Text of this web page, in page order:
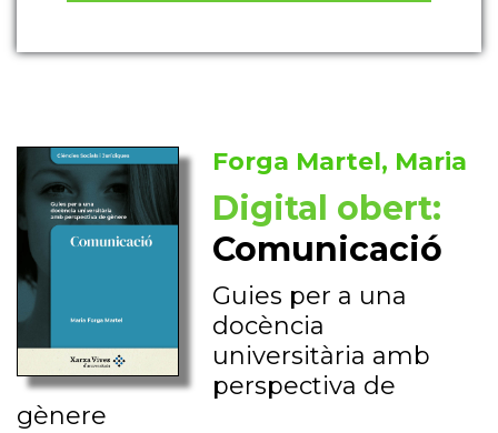
Forga Martel, Maria
Digital obert:
Comunicació
Guies per a una
docència
universitària amb
perspectiva de
gènere